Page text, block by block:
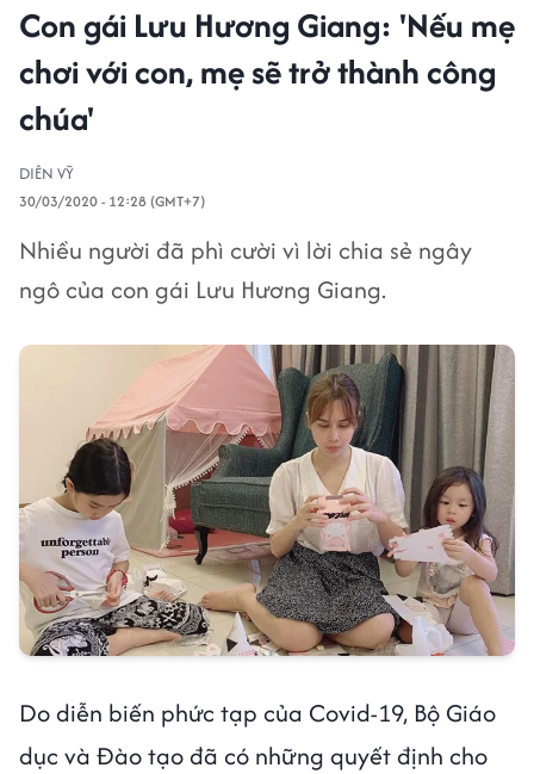
Con gái Lưu Hương Giang: 'Nếu mẹ
chơi với con, mẹ sẽ trở thành công
chúa'
DIÊN VỸ
30/03/2020 - 12:28 (GMT+7)
Nhiều người đã phì cười vì lời chia sẻ ngây
ngô của con gái Lưu Hương Giang.
Do diễn biến phức tạp của Covid-19, Bộ Giáo
dục và Đào tạo đã có những quyết định cho